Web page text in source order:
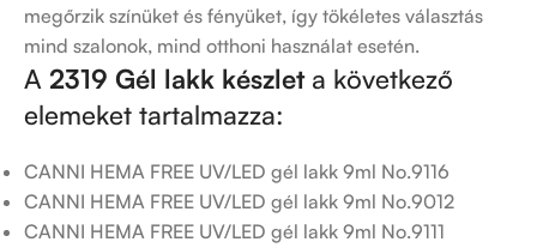
megőrzik színüket és fényüket, így tökéletes választás
mind szalonok, mind otthoni használat esetén.
A 2319 Gél lakk készlet a következő
elemeket tartalmazza:
CANNI HEMA FREE UV/LED gél lakk 9ml No.9116
CANNI HEMA FREE UV/LED gél lakk 9ml No.9012
CANNI HEMA FREE UV/LED gél lakk 9ml No.9111